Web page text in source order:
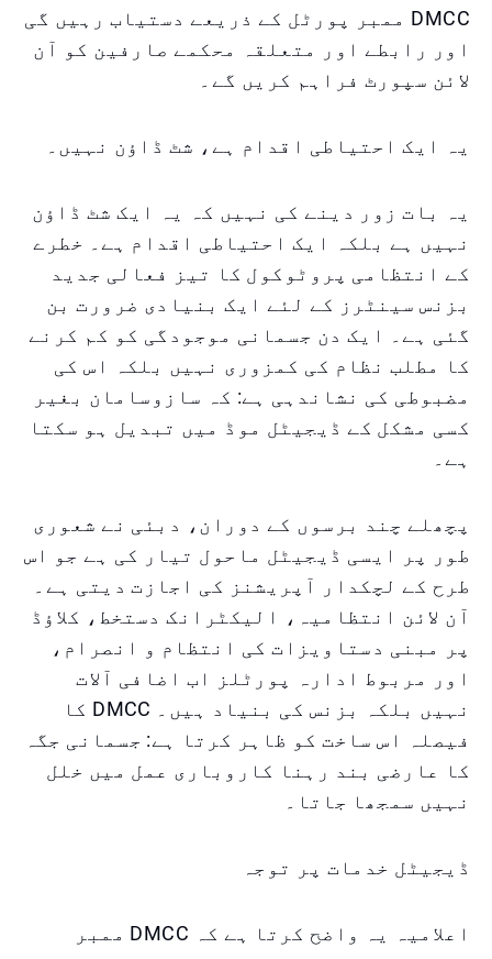
DMCC ممبر پورٹل کے ذریعے دستیاب رہیں گی
اور رابطے اور متعلقہ محکمے صارفین کو آن
لائن سپورٹ فراہم کریں گے۔
یہ ایک احتیاطی اقدام ہے، شٹ ڈاؤن نہیں۔
یہ بات زور دینے کی نہیں کہ یہ ایک شٹ ڈاؤن
نہیں ہے بلکہ ایک احتیاطی اقدام ہے۔ خطرے
کے انتظامی پروٹوکول کا تیز فعالی جدید
بزنس سینٹرز کے لئے ایک بنیادی ضرورت بن
گئی ہے۔ ایک دن جسمانی موجودگی کو کم کرنے
کا مطلب نظام کی کمزوری نہیں بلکہ اس کی
مضبوطی کی نشاندہی ہے: کہ سازوسامان بغیر
کسی مشکل کے ڈیجیٹل موڈ میں تبدیل ہو سکتا
ہے۔
پچھلے چند برسوں کے دوران، دبئی نے شعوری
طور پر ایسی ڈیجیٹل ماحول تیار کی ہے جو اس
طرح کے لچکدار آپریشنز کی اجازت دیتی ہے۔
آن لائن انتظامیہ، الیکٹرانک دستخط، کلاؤڈ
پر مبنی دستاویزات کی انتظام و انصرام،
اور مربوط ادارہ پورٹلز اب اضافی آلات
نہیں بلکہ بزنس کی بنیاد ہیں۔ DMCC کا
فیصلہ اس ساخت کو ظاہر کرتا ہے: جسمانی جگہ
کا عارضی بند رہنا کاروباری عمل میں خلل
نہیں سمجھا جاتا۔
ڈیجیٹل خدمات پر توجہ
اعلامیہ یہ واضح کرتا ہے کہ DMCC ممبر